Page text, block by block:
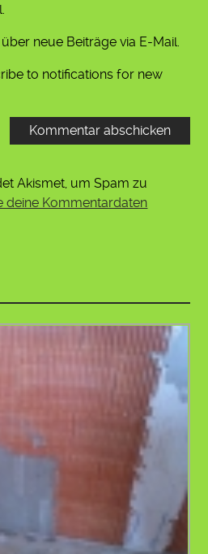
neue Beiträge via E-Mail.
to notifications for new
Akismet, um Spam zu
deine Kommentardaten